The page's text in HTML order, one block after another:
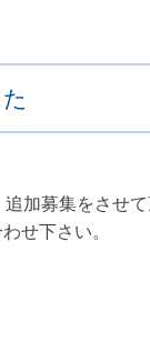
加募集をさせ
せ下さい。